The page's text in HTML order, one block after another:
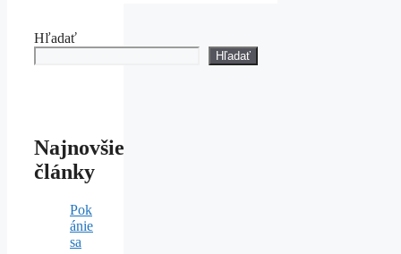
Hľadať
Hľadať
Najnovšie
články
Pok
ánie
sa